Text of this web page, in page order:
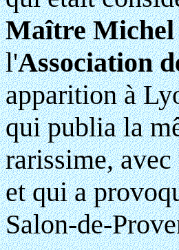
Maître Michel
l'Association
apparition à
qui publia la
rarissime,
et qui a
Salon-de-